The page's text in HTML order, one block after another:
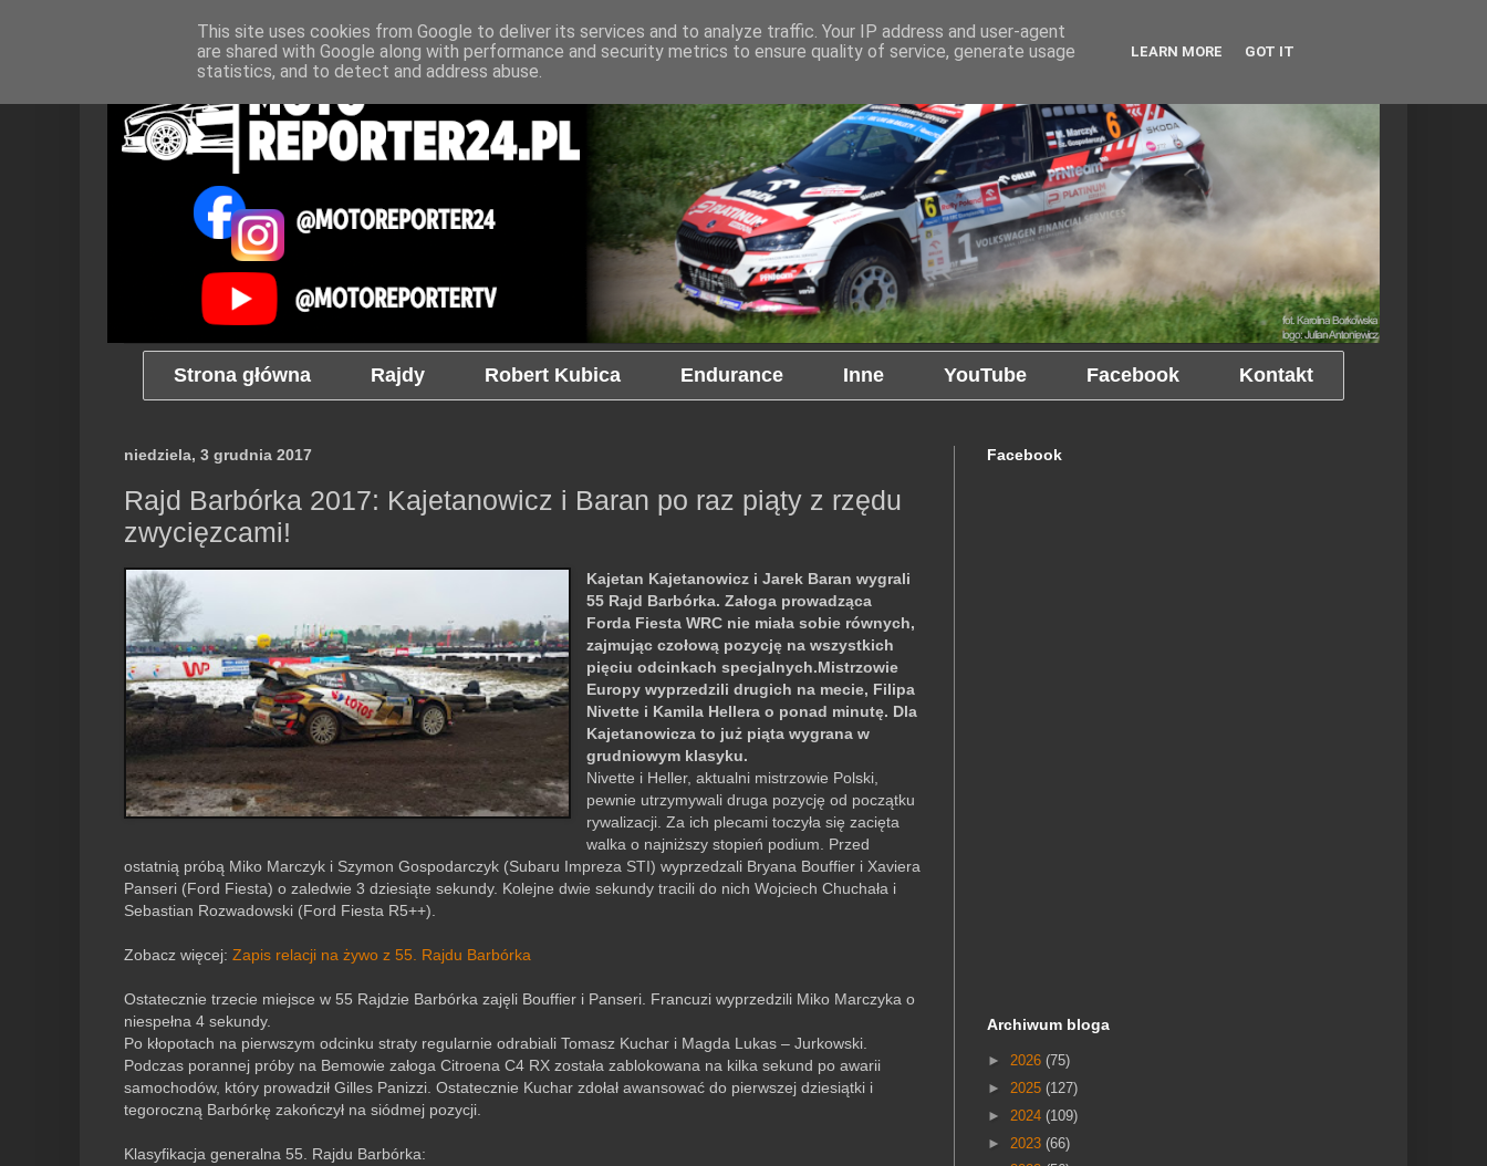
Strona główna Rajdy Robert Kubica Endurance Inne YouTube Facebook Kontakt
niedziela, 3 grudnia 2017
Rajd Barbórka 2017: Kajetanowicz i Baran po raz piąty z rzędu
zwycięzcami!
Kajetan Kajetanowicz i Jarek Baran wygrali
55 Rajd Barbórka. Załoga prowadząca
Forda Fiesta WRC nie miała sobie równych,
zajmując czołową pozycję na wszystkich
pięciu odcinkach specjalnych.Mistrzowie
Europy wyprzedzili drugich na mecie, Filipa
Nivette i Kamila Hellera o ponad minutę. Dla
Kajetanowicza to już piąta wygrana w
grudniowym klasyku.
Nivette i Heller, aktualni mistrzowie Polski,
pewnie utrzymywali druga pozycję od początku
rywalizacji. Za ich plecami toczyła się zacięta
walka o najniższy stopień podium. Przed
ostatnią próbą Miko Marczyk i Szymon Gospodarczyk (Subaru Impreza STI) wyprzedzali Bryana Bouffier i Xaviera
Panseri (Ford Fiesta) o zaledwie 3 dziesiąte sekundy. Kolejne dwie sekundy tracili do nich Wojciech Chuchała i
Sebastian Rozwadowski (Ford Fiesta R5++).
Zobacz więcej: Zapis relacji na żywo z 55. Rajdu Barbórka
Ostatecznie trzecie miejsce w 55 Rajdzie Barbórka zajęli Bouffier i Panseri. Francuzi wyprzedzili Miko Marczyka o
niespełna 4 sekundy.
Po kłopotach na pierwszym odcinku straty regularnie odrabiali Tomasz Kuchar i Magda Lukas – Jurkowski.
Podczas porannej próby na Bemowie załoga Citroena C4 RX została zablokowana na kilka sekund po awarii
samochodów, który prowadził Gilles Panizzi. Ostatecznie Kuchar zdołał awansować do pierwszej dziesiątki i
tegoroczną Barbórkę zakończył na siódmej pozycji.
Klasyfikacja generalna 55. Rajdu Barbórka:
Facebook
Archiwum bloga
► 2026 (75)
► 2025 (127)
► 2024 (109)
► 2023 (66)
This site uses cookies from Google to deliver its services and to analyze traffic. Your IP address and user-agent
are shared with Google along with performance and security metrics to ensure quality of service, generate usage
statistics, and to detect and address abuse.
LEARN MORE GOT IT